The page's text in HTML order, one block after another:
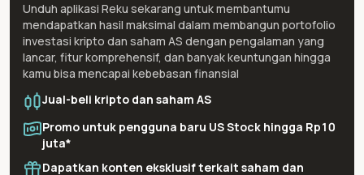
Unduh aplikasi Reku sekarang untuk membantumu
mendapatkan hasil maksimal dalam membangun portofolio
investasi kripto dan saham AS dengan pengalaman yang
lancar, fitur komprehensif, dan banyak keuntungan hingga
kamu bisa mencapai kebebasan finansial
Jual-beli kripto dan saham AS
Promo untuk pengguna baru US Stock hingga Rp10
juta*
Dapatkan konten eksklusif terkait saham dan